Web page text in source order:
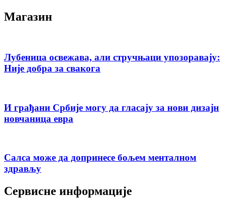
Магазин
Лубеница освежава, али стручњаци упозоравају:
Није добра за свакога
И грађани Србије могу да гласају за нови дизајн
новчаница евра
Салса може да допринесе бољем менталном
здрављу
Сервисне информације